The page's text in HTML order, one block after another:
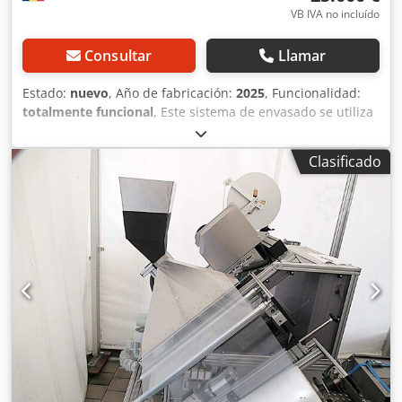
VB IVA no incluído
Consultar Llamar
Estado: nuevo, Año de fabricación: 2025, Funcionalidad:
totalmente funcional, Este sistema de envasado se utiliza
para envasar productos alimenticios y no alimenticios en
diferentes formas: polvo, granulado, formas irregulares
sólidas y líquidos. La máquina está compuesta por un
elevador de alimentación que levanta suavemente los
productos, el elevador puede ser con vasos de plástico en
forma de Z o con correa de PU o PVC con estructura de
acero inoxidable o se puede utilizar un elevador de sinfín
para productos granulados o polvorientos. El producto se
alimenta a una pesadora de cabezales múltiples que tiene
10, 14, 28 módulos de pesaje. La pesadora se coloca sobre
una plataforma de acero inoxidable de diseño especial
para reducir la vibración. La máquina empacadora puede
trabajar con diferentes espesores de película, diferentes
anchos de película y diferentes materiales
(PE/PE/BOPP/Papel/Aluminio/Nailon) y produce las
Clasificado